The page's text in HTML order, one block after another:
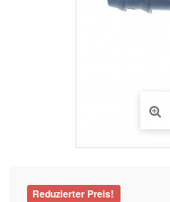
Reduzierter Preis!